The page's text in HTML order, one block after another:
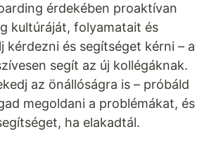
érdekében proaktívan
kultúráját, folyamatait és
kérdezni és segítséget kérni – a
segít az új kollégáknak.
az önállóságra is – próbáld
megoldani a problémákat, és
ha elakadtál.